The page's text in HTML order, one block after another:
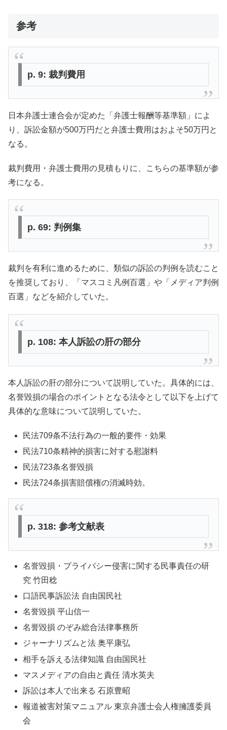
参考
p. 9: 裁判費用
日本弁護士連合会が定めた「弁護士報酬等基準額」によ
り、訴訟金額が500万円だと弁護士費用はおよそ50万円と
なる。
裁判費用・弁護士費用の見積もりに、こちらの基準額が参
考になる。
p. 69: 判例集
裁判を有利に進めるために、類似の訴訟の判例を読むこと
を推奨しており、「マスコミ凡例百選」や「メディア判例
百選」などを紹介していた。
p. 108: 本人訴訟の肝の部分
本人訴訟の肝の部分について説明していた。具体的には、
名誉毀損の場合のポイントとなる法令として以下を上げて
具体的な意味について説明していた。
民法709条不法行為の一般的要件・効果
民法710条精神的損害に対する慰謝料
民法723条名誉毀損
民法724条損害賠償権の消滅時効。
p. 318: 参考文献表
名誉毀損・プライバシー侵害に関する民事責任の研
究 竹田稔
口語民事訴訟法 自由国民社
名誉毀損 平山信一
名誉毀損 のぞみ総合法律事務所
ジャーナリズムと法 奥平康弘
相手を訴える法律知識 自由国民社
マスメディアの自由と責任 清水英夫
訴訟は本人で出来る 石原豊昭
報道被害対策マニュアル 東京弁護士会人権擁護委員
会